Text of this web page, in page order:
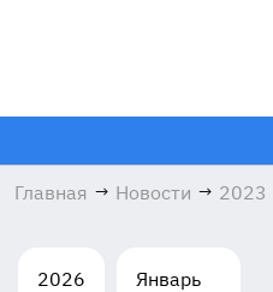
Главная → Новости → 2023
2026
Январь